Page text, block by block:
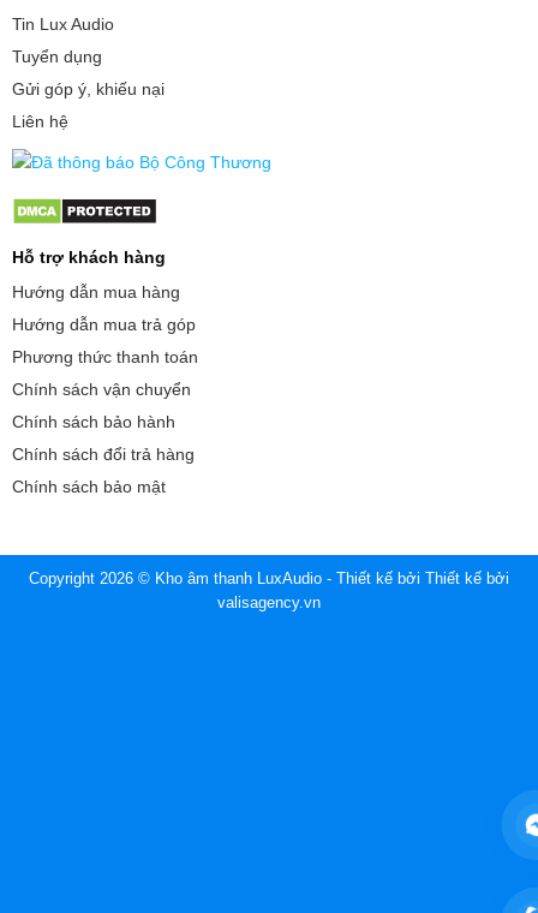
Tin Lux Audio
Tuyển dụng
Gửi góp ý, khiếu nại
Liên hệ
Hỗ trợ khách hàng
Hướng dẫn mua hàng
Hướng dẫn mua trả góp
Phương thức thanh toán
Chính sách vận chuyển
Chính sách bảo hành
Chính sách đổi trả hàng
Chính sách bảo mật
Copyright 2026 © Kho âm thanh LuxAudio - Thiết kế bởi Thiết kế bởi
valisagency.vn